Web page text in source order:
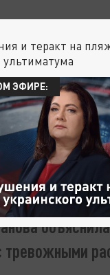
15 АПРЕЛЯ 19:00
тревожными
и теракт на
ультиматума
ЭФИРЕ: